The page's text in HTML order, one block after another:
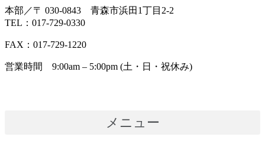
本部／〒 030-0843 青森市浜田1丁目2-2
TEL：017-729-0330
FAX：017-729-1220
営業時間 9:00am – 5:00pm (土・日・祝休み)
メニュー